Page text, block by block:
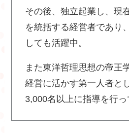
その後、独立起業し、現
を統括する経営者であり
しても活躍中。
また東洋哲理思想の帝王
経営に活かす第一人者と
3,000名以上に指導を行っ